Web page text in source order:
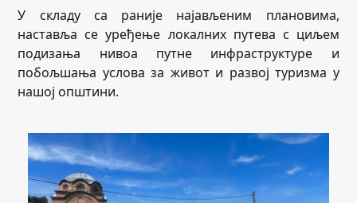
У складу са раније најављеним плановима,
наставља се уређење локалних путева с циљем
подизања нивоа путне инфраструктуре и
побољшања услова за живот и развој туризма у
нашој општини.